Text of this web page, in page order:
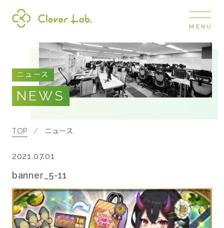
COMPANY
企業情報
ナビ
事業展開
RECRUIT
採用情報
NEWS
お知らせ
MENU
ニュース
NEWS
TOP ニュース
banner_5-11
2021.07.01